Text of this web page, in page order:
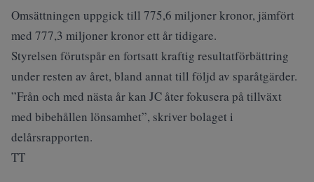
Omsättningen uppgick till 775,6 miljoner kronor, jämfört
med 777,3 miljoner kronor ett år tidigare.
Styrelsen förutspår en fortsatt kraftig resultatförbättring
under resten av året, bland annat till följd av sparåtgärder.
”Från och med nästa år kan JC åter fokusera på tillväxt
med bibehållen lönsamhet”, skriver bolaget i
delårsrapporten.
TT